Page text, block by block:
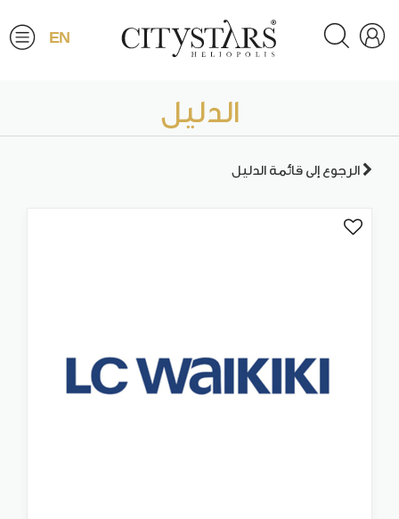
EN
الدليل
الرجوع إلى قائمة الدليل